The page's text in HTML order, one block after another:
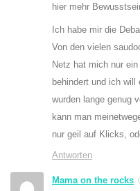
hier mehr
Ich habe mir die
Von den vielen
Netz hat mich nur
behindert und ich
wurden lange genug
kann man
nur geil auf Klicks,
Antworten
Mama on the rocks